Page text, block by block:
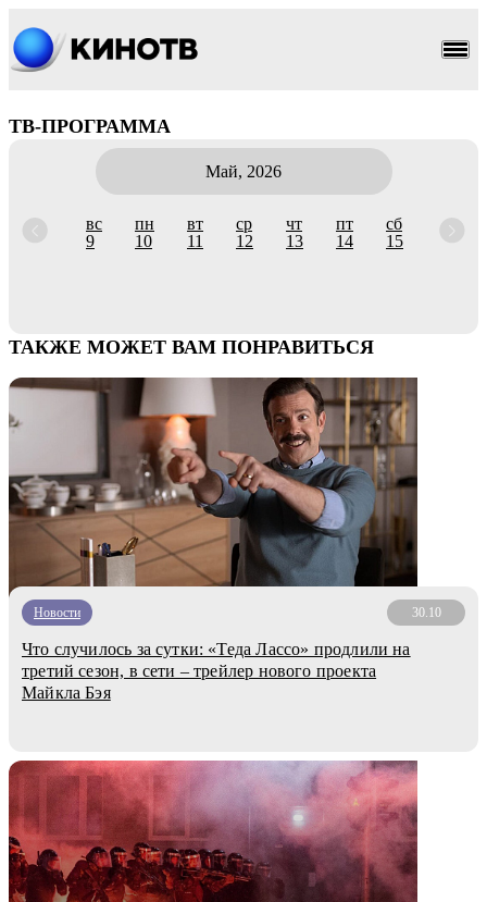
ТВ-ПРОГРАММА
Май, 2026
вс
9
пн
10
вт
11
ср
12
чт
13
пт
14
сб
15
ТАКЖЕ МОЖЕТ ВАМ ПОНРАВИТЬСЯ
Новости 30.10
Что случилось за сутки: «Теда Лассо» продлили на
третий сезон, в сети – трейлер нового проекта
Майкла Бэя